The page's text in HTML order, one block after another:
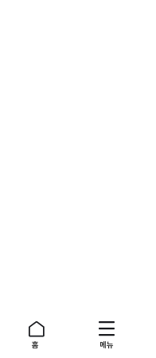
홈 메뉴